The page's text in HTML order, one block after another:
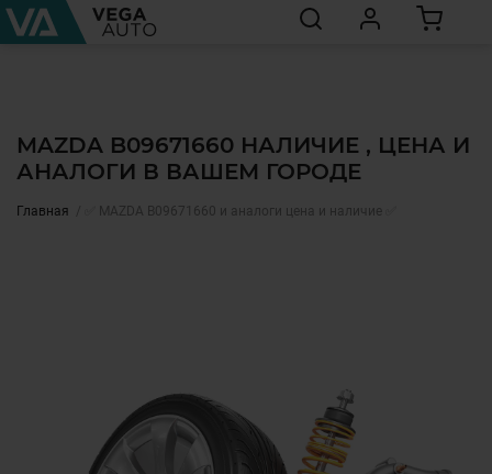
MAZDA B09671660 НАЛИЧИЕ , ЦЕНА И
АНАЛОГИ В ВАШЕМ ГОРОДЕ
Главная ✅ MAZDA B09671660 и аналоги цена и наличие ✅